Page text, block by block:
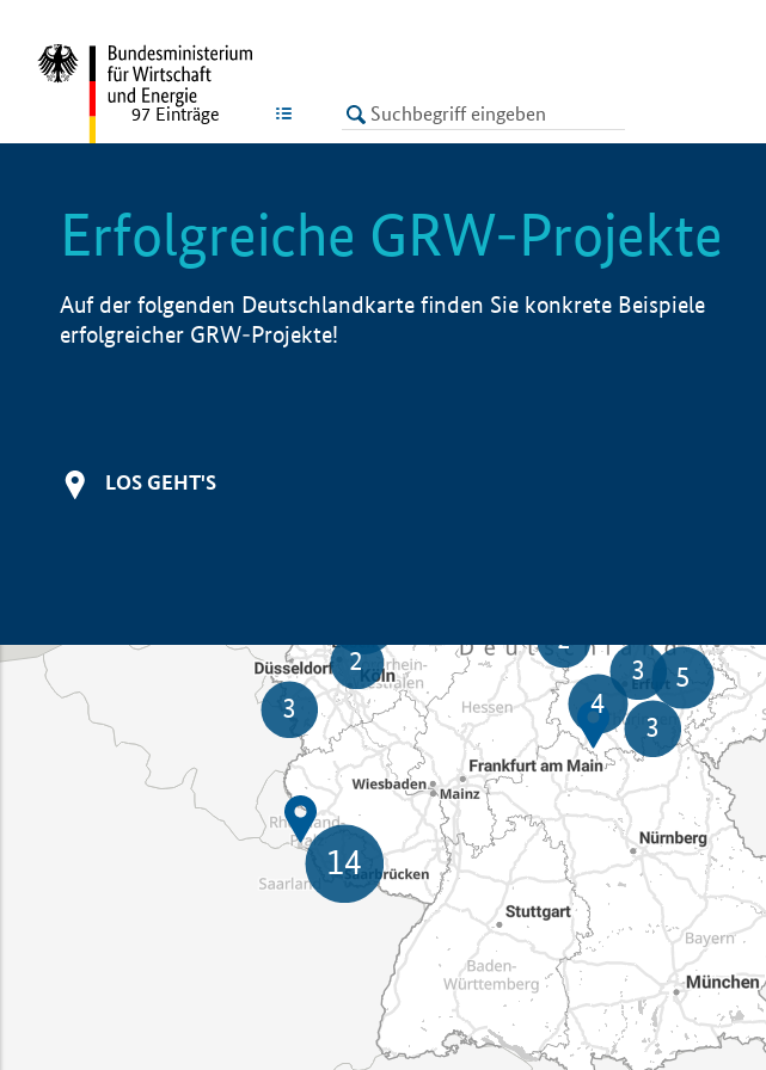
LISTE
97 Einträge
Erfolgreiche GRW-Projekte
Auf der folgenden Deutschlandkarte finden Sie konkrete Beispiele
erfolgreicher GRW-Projekte!
LOS GEHT'S